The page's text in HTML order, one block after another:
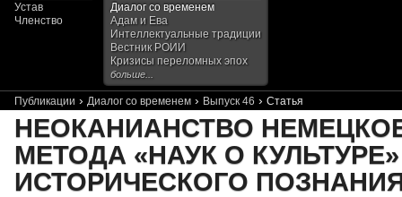
Устав
Членство
Диалог со временем
Адам и Ева
Интеллектуальные традиции
Вестник РОИИ
Кризисы переломных эпох
больше...
Публикации › Диалог со временем › Выпуск 46 › Статья
НЕОКАНИАНСТВО
МЕТОДА «НАУК О
ИСТОРИЧЕСКОГО